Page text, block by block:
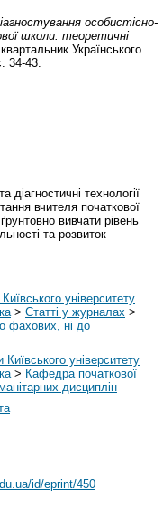
особистісно-
школи: теоретичні
Українського
34-43.
діагностичні технології
вчителя початкової
вивчати рівень
та розвиток
університету
> Статті у журналах >
фахових, ні до
Київського університету
> Кафедра початкової
дисциплін
id/eprint/450